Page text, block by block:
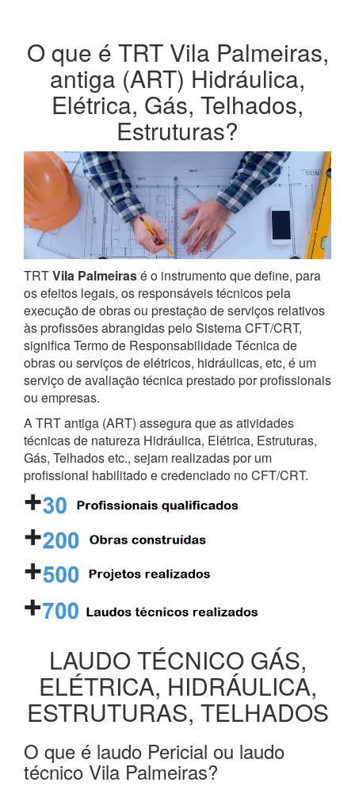
O que é TRT Vila Palmeiras,
antiga (ART) Hidráulica,
Elétrica, Gás, Telhados,
Estruturas?
TRTVila Palmeirasé o instrumento que define, para
os efeitos legais, os responsáveis técnicos pela
execução de obras ou prestação de serviços relativos
às profissões abrangidas pelo Sistema CFT/CRT,
significa Termo de Responsabilidade Técnica de
obras ou serviços de elétricos, hidráulicas, etc, é um
serviço de avaliação técnica prestado por profissionais
ou empresas.
A TRT antiga (ART) assegura que as atividades
técnicas de natureza Hidráulica, Elétrica, Estruturas,
Gás, Telhados etc., sejam realizadas por um
profissional habilitado e credenciado no CFT/CRT.
LAUDO TÉCNICO GÁS,
ELÉTRICA, HIDRÁULICA,
ESTRUTURAS, TELHADOS
O que é laudo Pericial ou laudo
técnico Vila Palmeiras?